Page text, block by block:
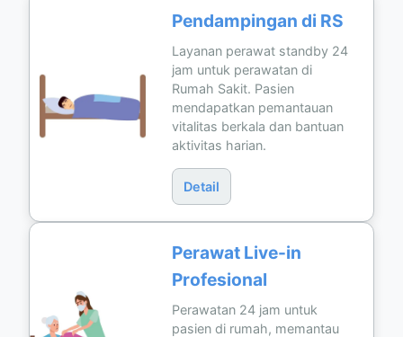
Pendampingan di RS
Layanan perawat standby 24
jam untuk perawatan di
Rumah Sakit. Pasien
mendapatkan pemantauan
vitalitas berkala dan bantuan
aktivitas harian.
Detail
Perawat Live-in
Profesional
Perawatan 24 jam untuk
pasien di rumah, memantau